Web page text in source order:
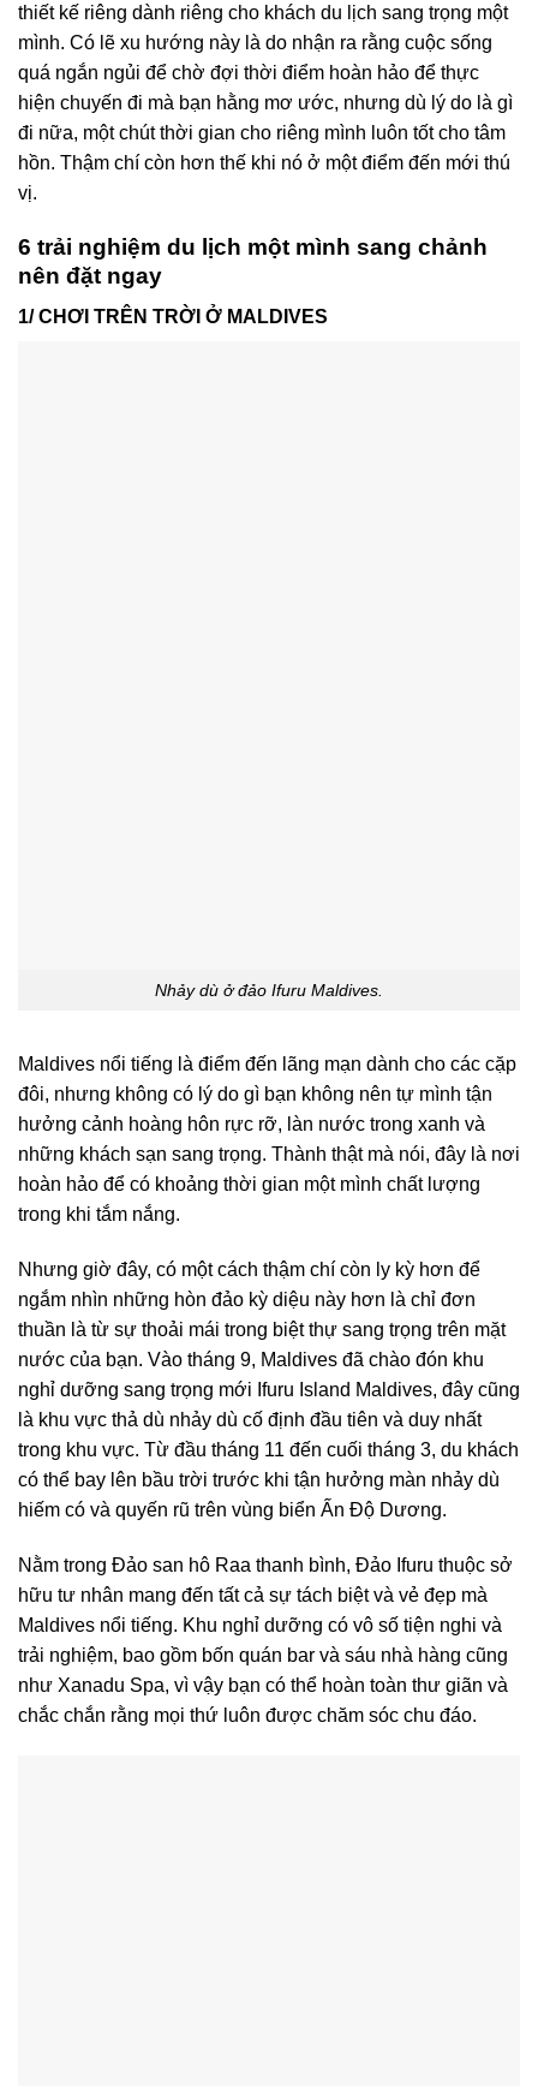
thiết kế riêng dành riêng cho khách du lịch sang trọng một
mình. Có lẽ xu hướng này là do nhận ra rằng cuộc sống
quá ngắn ngủi để chờ đợi thời điểm hoàn hảo để thực
hiện chuyến đi mà bạn hằng mơ ước, nhưng dù lý do là gì
đi nữa, một chút thời gian cho riêng mình luôn tốt cho tâm
hồn. Thậm chí còn hơn thế khi nó ở một điểm đến mới thú
vị.
6 trải nghiệm du lịch một mình sang chảnh
nên đặt ngay
1/ CHƠI TRÊN TRỜI Ở MALDIVES
Nhảy dù ở đảo Ifuru Maldives.
Maldives nổi tiếng là điểm đến lãng mạn dành cho các cặp
đôi, nhưng không có lý do gì bạn không nên tự mình tận
hưởng cảnh hoàng hôn rực rỡ, làn nước trong xanh và
những khách sạn sang trọng. Thành thật mà nói, đây là nơi
hoàn hảo để có khoảng thời gian một mình chất lượng
trong khi tắm nắng.
Nhưng giờ đây, có một cách thậm chí còn ly kỳ hơn để
ngắm nhìn những hòn đảo kỳ diệu này hơn là chỉ đơn
thuần là từ sự thoải mái trong biệt thự sang trọng trên mặt
nước của bạn. Vào tháng 9, Maldives đã chào đón khu
nghỉ dưỡng sang trọng mới Ifuru Island Maldives, đây cũng
là khu vực thả dù nhảy dù cố định đầu tiên và duy nhất
trong khu vực. Từ đầu tháng 11 đến cuối tháng 3, du khách
có thể bay lên bầu trời trước khi tận hưởng màn nhảy dù
hiếm có và quyến rũ trên vùng biển Ấn Độ Dương.
Nằm trong Đảo san hô Raa thanh bình, Đảo Ifuru thuộc sở
hữu tư nhân mang đến tất cả sự tách biệt và vẻ đẹp mà
Maldives nổi tiếng. Khu nghỉ dưỡng có vô số tiện nghi và
trải nghiệm, bao gồm bốn quán bar và sáu nhà hàng cũng
như Xanadu Spa, vì vậy bạn có thể hoàn toàn thư giãn và
chắc chắn rằng mọi thứ luôn được chăm sóc chu đáo.